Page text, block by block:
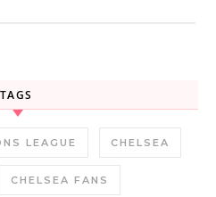
TAGS
LEAGUE CHELSEA
CHELSEA FANS